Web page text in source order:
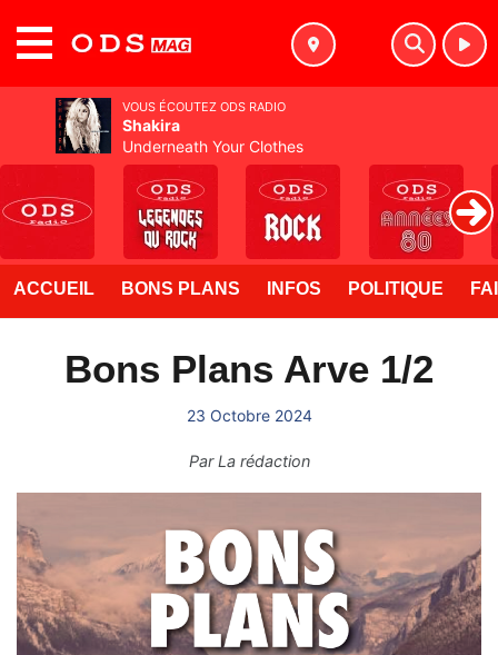
ACCUEIL BONS PLANS INFOS POLITIQUE
Bons Plans Arve 1/2
23 Octobre 2024
ParLa rédaction
VOUS ÉCOUTEZ ODS RADIO
Shakira
Underneath Your Clothes